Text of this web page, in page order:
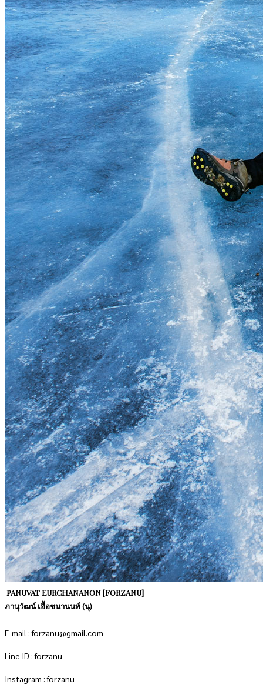
PANUVAT EURCHANANON [FORZANU]
ภานุวัฒน์ เอื้อชนานนท์ (นุ)
E-mail : forzanu@gmail.com
Line ID : forzanu
Instagram : forzanu